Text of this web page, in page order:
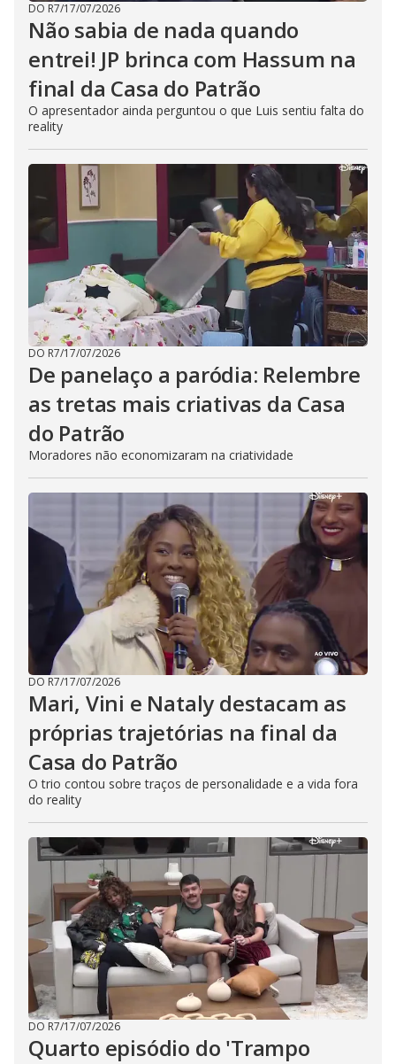
DO R7/17/07/2026
Não sabia de nada quando
entrei! JP brinca com Hassum na
final da Casa do Patrão
O apresentador ainda perguntou o que Luis sentiu falta do
reality
DO R7/17/07/2026
De panelaço a paródia: Relembre
as tretas mais criativas da Casa
do Patrão
Moradores não economizaram na criatividade
DO R7/17/07/2026
Mari, Vini e Nataly destacam as
próprias trajetórias na final da
Casa do Patrão
O trio contou sobre traços de personalidade e a vida fora
do reality
DO R7/17/07/2026
Quarto episódio do 'Trampo